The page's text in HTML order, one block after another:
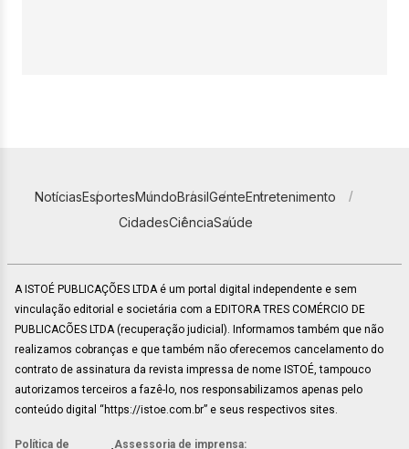
NotíciasEsportesMundoBrasilGenteEntretenimento
CidadesCiênciaSaúde
A ISTOÉ PUBLICAÇÕES LTDA é um portal digital independente e sem
vinculação editorial e societária com a EDITORA TRES COMÉRCIO DE
PUBLICACÕES LTDA (recuperação judicial). Informamos também que não
realizamos cobranças e que também não oferecemos cancelamento do
contrato de assinatura da revista impressa de nome ISTOÉ, tampouco
autorizamos terceiros a fazê-lo, nos responsabilizamos apenas pelo
conteúdo digital “https://istoe.com.br” e seus respectivos sites.
Política de Assessoria de imprensa: